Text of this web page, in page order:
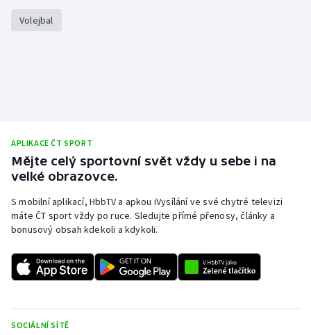
Volejbal
APLIKACE ČT SPORT
Mějte celý sportovní svět vždy u sebe i na
velké obrazovce.
S mobilní aplikací, HbbTV a apkou iVysílání ve své chytré televizi
máte ČT sport vždy po ruce. Sledujte přímé přenosy, články a
bonusový obsah kdekoli a kdykoli.
SOCIÁLNÍ SÍTĚ